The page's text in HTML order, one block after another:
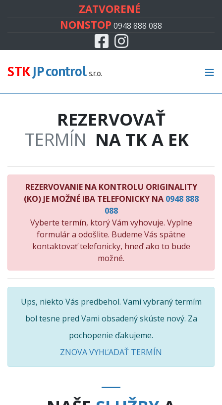
ZATVORENÉ
NONSTOP0948 888 088
FacebookInstagram
STKJP control s.r.o.
REZERVOVAŤ
TERMÍN NA TK A EK
REZERVOVANIE NA KONTROLU ORIGINALITY
(KO) JE MOŽNÉ IBA TELEFONICKY NA 0948 888
088
Vyberte termín, ktorý Vám vyhovuje. Vyplne
formulár a odošlite. Budeme Vás spätne
kontaktovať telefonicky, hneď ako to bude
možné.
Ups, niekto Vás predbehol. Vami vybraný termím
bol tesne pred Vami obsadený skúste nový. Za
pochopenie ďakujeme.
ZNOVA VYHĽADAŤ TERMÍN
CENNÍK
KONTROLA ORIGINALITY
RECENZIE